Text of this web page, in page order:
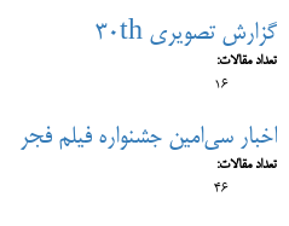
گزارش تصویری 30th
تعداد مقالات:
16
اخبار سی‌امین جشنواره فیلم فجر
تعداد مقالات:
46